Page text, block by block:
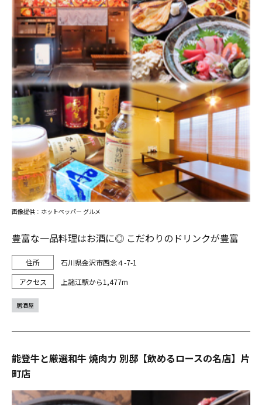
豊富な一品料理はお酒に◎ こだわりのドリンクが豊富
石川県金沢市西念４-7-1
上諸江駅から1,477m
画像提供：ホットペッパー グルメ
居酒屋
能登牛と厳選和牛 焼肉力 別邸【飲めるロースの名店】片
町店